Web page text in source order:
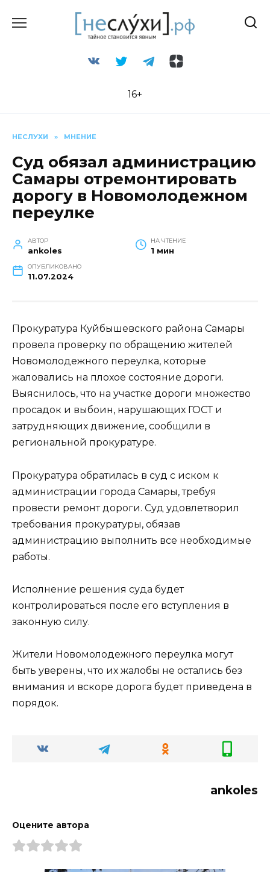
16+
НЕСЛУХИ » МНЕНИЕ
Суд обязал администрацию
Самары отремонтировать
дорогу в Новомолодежном
переулке
АВТОР
ankoles
НА ЧТЕНИЕ
1 мин
ОПУБЛИКОВАНО
11.07.2024
Прокуратура Куйбышевского района Самары
провела проверку по обращению жителей
Новомолодежного переулка, которые
жаловались на плохое состояние дороги.
Выяснилось, что на участке дороги множество
просадок и выбоин, нарушающих ГОСТ и
затрудняющих движение, сообщили в
региональной прокуратуре.
Прокуратура обратилась в суд с иском к
администрации города Самары, требуя
провести ремонт дороги. Суд удовлетворил
требования прокуратуры, обязав
администрацию выполнить все необходимые
работы.
Исполнение решения суда будет
контролироваться после его вступления в
законную силу.
Жители Новомолодежного переулка могут
быть уверены, что их жалобы не остались без
внимания и вскоре дорога будет приведена в
порядок.
ankoles
Оцените автора